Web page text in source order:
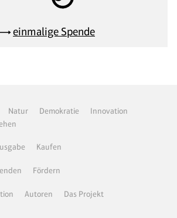
einmalige Spende
Natur Demokratie
Innovation
Kaufen
Fördern
Autoren Das Projekt